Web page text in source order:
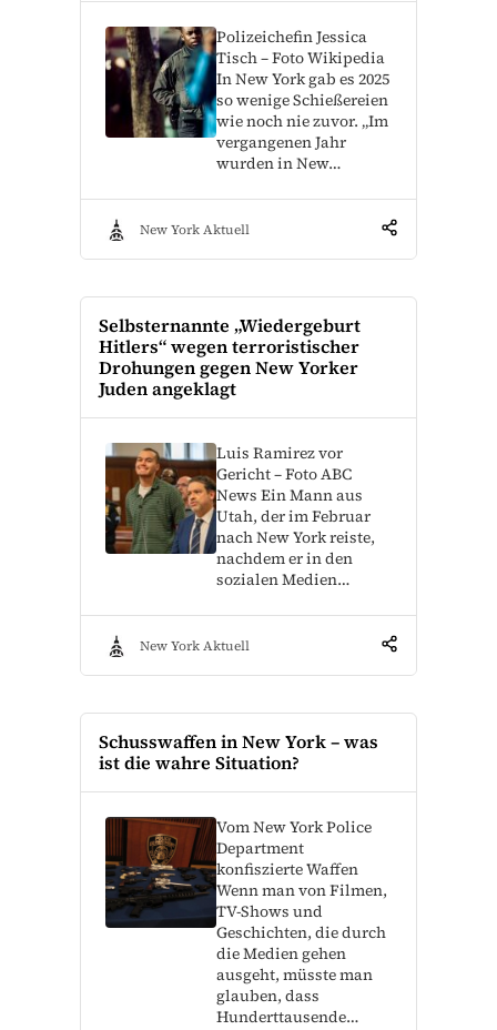
Polizeichefin Jessica
Tisch – Foto Wikipedia
In New York gab es 2025
so wenige Schießereien
wie noch nie zuvor. „Im
vergangenen Jahr
wurden in New…
New York Aktuell
Selbsternannte „Wiedergeburt
Hitlers“ wegen terroristischer
Drohungen gegen New Yorker
Juden angeklagt
Luis Ramirez vor
Gericht – Foto ABC
News Ein Mann aus
Utah, der im Februar
nach New York reiste,
nachdem er in den
sozialen Medien…
New York Aktuell
Schusswaffen in New York – was
ist die wahre Situation?
Vom New York Police
Department
konfiszierte Waffen
Wenn man von Filmen,
TV-Shows und
Geschichten, die durch
die Medien gehen
ausgeht, müsste man
glauben, dass
Hunderttausende…